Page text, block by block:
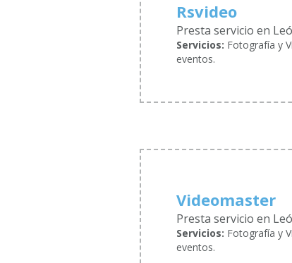
Rsvideo
Presta servicio en
Servicios: Fotografía y
eventos.
Videomaster
Presta servicio en
Servicios: Fotografía y
eventos.